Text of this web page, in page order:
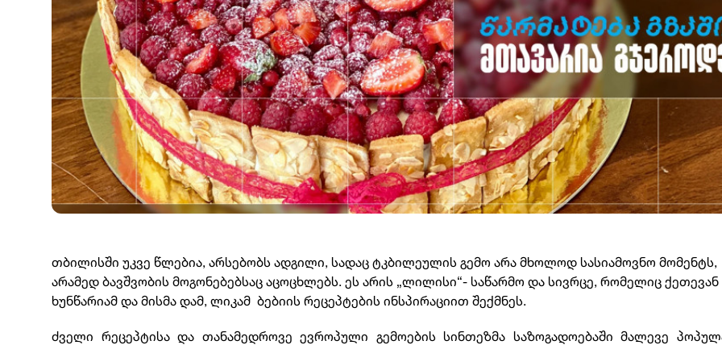
თბილისში უკვე წლებია, არსებობს ადგილი, სადაც ტკბილეულის გემო არა მხოლოდ სასიამოვნო მომენტს,
არამედ ბავშვობის მოგონებებსაც აცოცხლებს. ეს არის „ლილისი“- საწარმო და სივრცე, რომელიც ქეთევან
ხუნწარიამ და მისმა დამ, ლიკამ ბებიის რეცეპტების ინსპირაციით შექმნეს.
ძველი რეცეპტისა და თანამედროვე ევროპული გემოების სინთეზმა საზოგადოებაში მალევე